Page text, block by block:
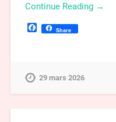
Continue Reading →
Facebook
Share
29 mars 2026